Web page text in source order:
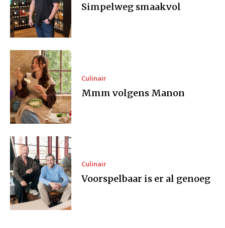
Simpelweg smaakvol
Culinair
Mmm volgens Manon
Culinair
Voorspelbaar is er al genoeg